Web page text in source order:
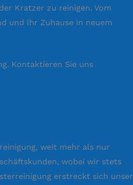
Kratzer zu reinigen. Vom
und Ihr Zuhause in neuem
Kontaktieren Sie uns
weit mehr als nur
wobei wir stets
erstreckt sich unser